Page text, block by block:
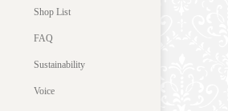
Shop List
FAQ
Sustainability
Voice